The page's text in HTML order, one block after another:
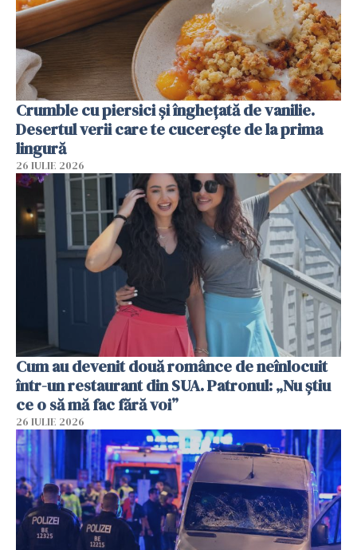
Crumble cu piersici și înghețată de vanilie.
Desertul verii care te cucerește de la prima
lingură
26 IULIE 2026
Cum au devenit două românce de neînlocuit
într-un restaurant din SUA. Patronul: „Nu știu
ce o să mă fac fără voi”
26 IULIE 2026